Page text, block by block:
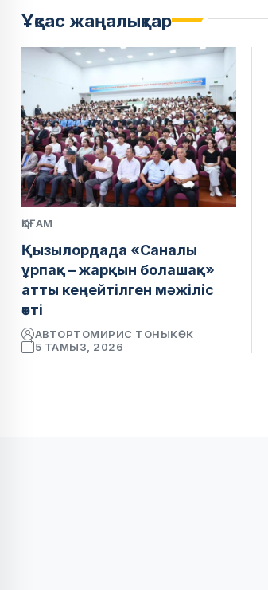
Ұқсас жаңалықтар
ҚОҒАМ
Қызылордада «Саналы
ұрпақ – жарқын болашақ»
атты кеңейтілген мәжіліс
өтті
АВТОРТОМИРИС ТОНЫКӨК
5 ТАМЫЗ, 2026